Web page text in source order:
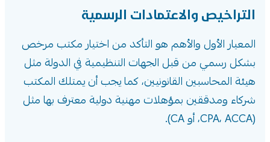
التراخيص والاعتمادات الرسمية
المعيار الأول والأهم هو التأكد من اختيار مكتب مرخص
بشكل رسمي من قبل الجهات التنظيمية في الدولة مثل
هيئة المحاسبين القانونيين، كما يجب أن يمتلك المكتب
شركاء ومدققين بمؤهلات مهنية دولية معترف بها مثل
(CPA، ACCA، أو CA).